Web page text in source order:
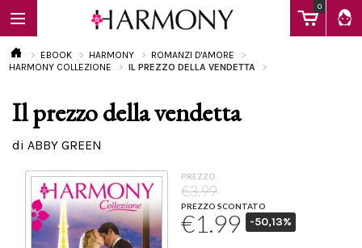
0
EBOOK
Calendario
EBOOK HARMONY
ROMANZI D'AMORE
HARMONY COLLEZIONE
IL PREZZO DELLA VENDETTA
Il prezzo della vendetta
di ABBY GREEN
PREZZO
€3.99
PREZZO SCONTATO
€1.99 -50,13%